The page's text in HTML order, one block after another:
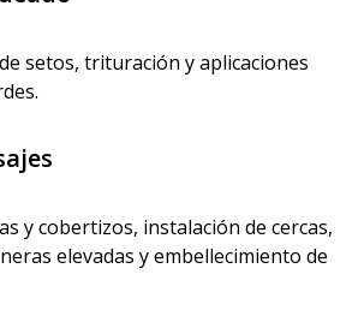
setos, trituración y aplicaciones
y cobertizos, instalación de cercas,
elevadas y embellecimiento de